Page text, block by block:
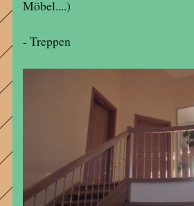
Möbel....)
- Treppen